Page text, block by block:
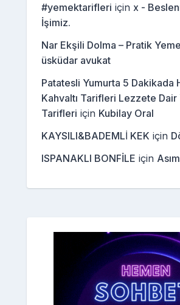
#yemektarifleri için x -
İşimiz.
Nar Ekşili Dolma – Pratik
üsküdar avukat
Patatesli Yumurta 5 Dakikada
Kahvaltı Tarifleri Lezzete
Tarifleri için Kubilay Oral
KAYSILI&BADEMLİ KEK için
ISPANAKLI BONFİLE için Asım